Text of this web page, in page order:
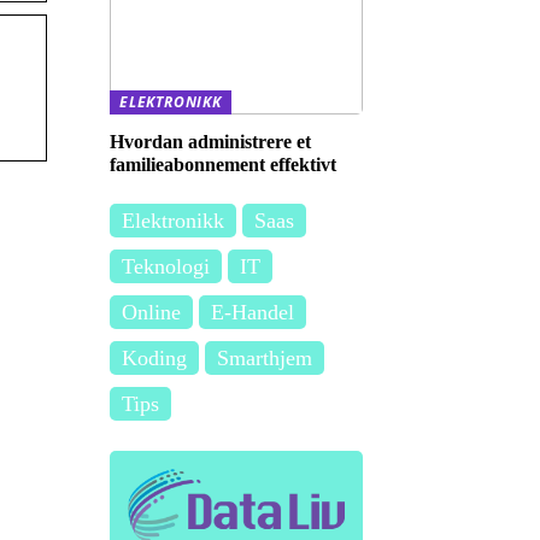
ELEKTRONIKK
Hvordan administrere et
familieabonnement effektivt
Elektronikk
Saas
Teknologi
IT
Online
E-Handel
Koding
Smarthjem
Tips